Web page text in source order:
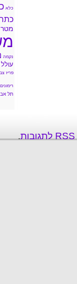
כלא
כתר
מטר
נקמה
עולל
פריז
רימונים
תל
.